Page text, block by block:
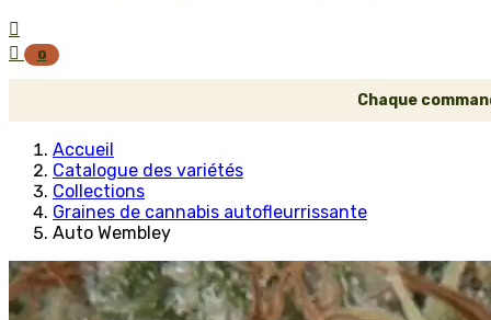


0
Chaque
Accueil
Catalogue des variétés
Collections
Graines de cannabis autofleurrissante
Auto Wembley